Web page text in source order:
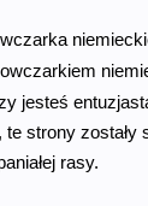
jesteś
te strony zostały
rasy.